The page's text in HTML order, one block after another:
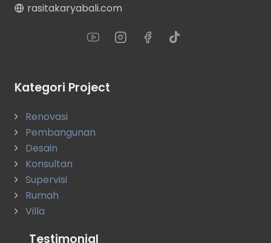
rasitakaryabali.com
Kategori Project
Renovasi
Pembangunan
Desain
Konsultan
Supervisi
Rumah
Villa
Testimonial